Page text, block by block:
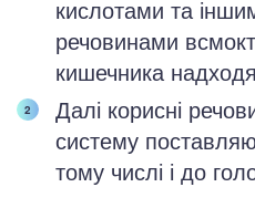
кислотами та
речовинами
кишечника
Далі корисні
систему
тому числі і до